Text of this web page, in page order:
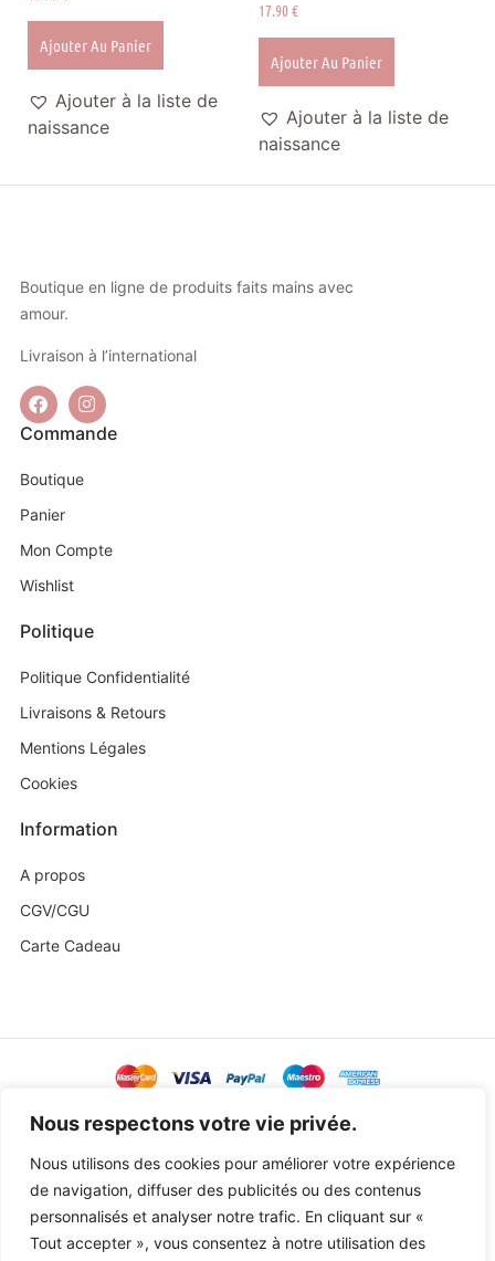
Nous respectons votre vie privée.
Nous utilisons des cookies pour améliorer votre expérience
de navigation, diffuser des publicités ou des contenus
personnalisés et analyser notre trafic. En cliquant sur «
Tout accepter », vous consentez à notre utilisation des
Ajouter Au Panier
Ajouter à la liste de
naissance
17.90€
Ajouter Au Panier
Ajouter à la liste de
naissance
Boutique en ligne de produits faits mains avec
amour.
Livraison à l’international
Commande
Boutique
Panier
Mon Compte
Wishlist
Politique
Politique Confidentialité
Livraisons & Retours
Mentions Légales
Cookies
Information
A propos
CGV/CGU
Carte Cadeau
@ Copyright 2023 Baby Sweetness byAgence Exoa